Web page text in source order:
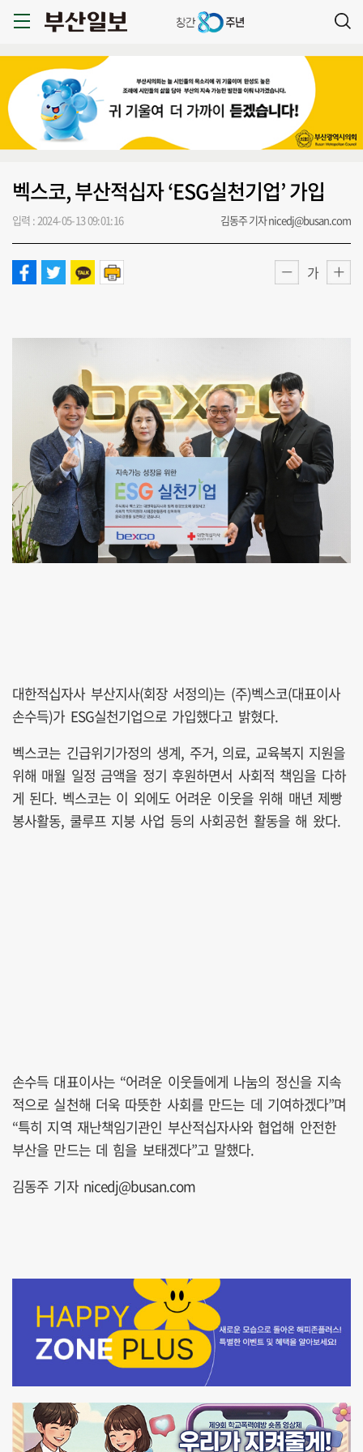
벡스코, 부산적십자 ‘ESG실천기업’ 가입
입력 : 2024-05-13 09:01:16 김동주 기자 nicedj@busan.com
가
대한적십자사 부산지사(회장 서정의)는 (주)벡스코(대표이사
손수득)가 ESG실천기업으로 가입했다고 밝혔다.
벡스코는 긴급위기가정의 생계, 주거, 의료, 교육복지 지원을
위해 매월 일정 금액을 정기 후원하면서 사회적 책임을 다하
게 된다. 벡스코는 이 외에도 어려운 이웃을 위해 매년 제빵
봉사활동, 쿨루프 지붕 사업 등의 사회공헌 활동을 해 왔다.
손수득 대표이사는 “어려운 이웃들에게 나눔의 정신을 지속
적으로 실천해 더욱 따뜻한 사회를 만드는 데 기여하겠다”며
“특히 지역 재난책임기관인 부산적십자사와 협업해 안전한
부산을 만드는 데 힘을 보태겠다”고 말했다.
김동주 기자 nicedj@busan.com